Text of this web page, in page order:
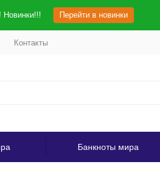
Новинки!!! Перейти в новинки
Контакты
Банкноты мира